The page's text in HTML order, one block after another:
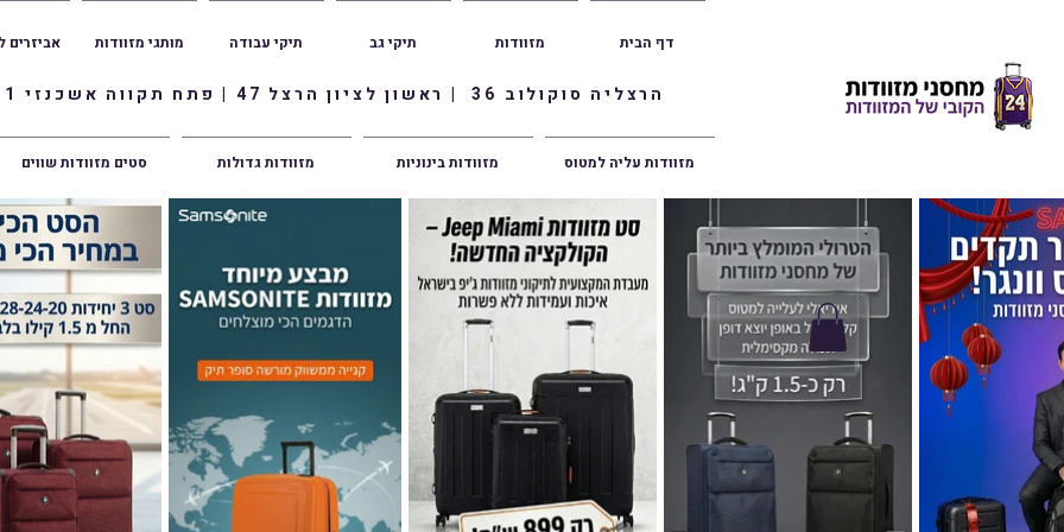
הרצליה סוקולוב 36 | ראשון לציון הרצל 47 | פתח תקווה אשכנזי 1
אביזרים מותגי מזוודות תיקי עבודה תיקי גב מזוודות דף הבית
סטים מזוודות שווים מזוודות גדולות מזוודות בינוניות מזוודות עליה למטוס